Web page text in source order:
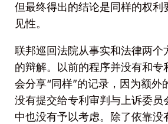
但最终得出的结论是同样的权利
见性。
联邦巡回法院从事实和法律两个
的辩解。以前的程序并没有和专
会分享“同样”的记录，因为额外
没有提交给专利审判与上诉委员
中也没有予以考虑。除了依靠没